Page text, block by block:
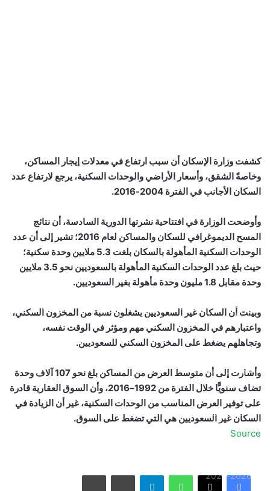
كشفت وزارة الإسكان أن سبب ارتفاع في معدلات إيجار المساكن،
وخاصةً الشقق، وأسعار الأراضي والوحدات السكنية، يرجع لارتفاع عدد
السكان الأجانب في الفترة 2004-2016.
وأوضحت الوزارة في افتتاحية نشرتها الدورية السادسة، أن نتائج
المسح الديموغرافي للسكان والمساكن لعام 2016؛ تشير إلى أن عدد
الوحدات السكنية المأهولة بالسكان بلغت 5.3 ملايين وحدة سكنية؛
حيث بلغ عدد الوحدات السكنية المأهولة بالسعوديين نحو 3.5 ملايين
وحدة مقابل 1.8 مليون وحدة مأهولة بغير السعوديين.
وبينت أن السكان غير السعوديين يشغلون نسبة من المخزون السكني،
واعتبارهم في المخزون السكني مهم ومؤثر في الوقت نفسه،
وتجاهلهم يضغط على المخزون السكني للسعوديين.
وأشارت إلى أن متوسط العرض من المساكن بلغ نحو 107 آلاف وحدة
تضاف سنويًّا خلال الفترة من 1992–2016، وأن السوق العقارية قادرة
على توفير العرض المناسب من الوحدات السكنية، غير أن الزيادة في
السكان غير السعوديين هي التي تضغط على السوق.
Source
واتساب تيلقرام مشاركة عبر البريد طباعة
المغامرين ولن تصدق ما يحدث في «حلبة الموت»!
مونديال 2026
أمريكا تشنّ الجولة الثالثة من ضرباتها الجوية على إيران رداً على
هجوم بمضيق هرمز
2026-2027